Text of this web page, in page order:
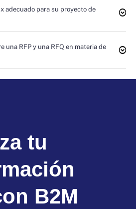
adecuado para su proyecto de
una RFP y una RFQ en materia de
tu
B2M